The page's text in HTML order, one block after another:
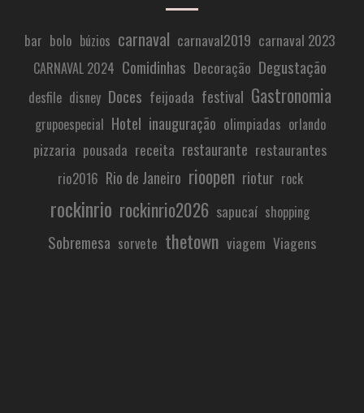
bar bolo búzios carnaval carnaval2019 carnaval 2023
CARNAVAL 2024 Comidinhas Decoração Degustação
desfile disney Doces feijoada festival Gastronomia
grupoespecial Hotel inauguração olimpiadas orlando
pizzaria pousada receita restaurante restaurantes
rio2016 Rio de Janeiro rioopen riotur rock
rockinrio rockinrio2026 sapucaí shopping
Sobremesa sorvete thetown viagem Viagens